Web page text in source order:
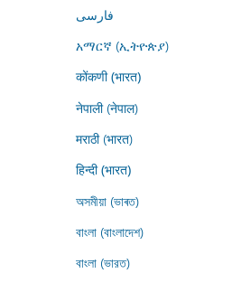
فارسى
አማርኛ (ኢትዮጵያ)
कोंकणी (भारत)
नेपाली (नेपाल)
मराठी (भारत)
हिन्दी (भारत)
অসমীয়া (ভাৰত)
বাংলা (বাংলাদেশ)
বাংলা (ভারত)